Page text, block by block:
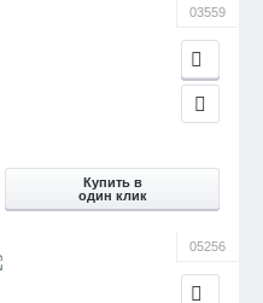
03559
Купить в
один клик
05256